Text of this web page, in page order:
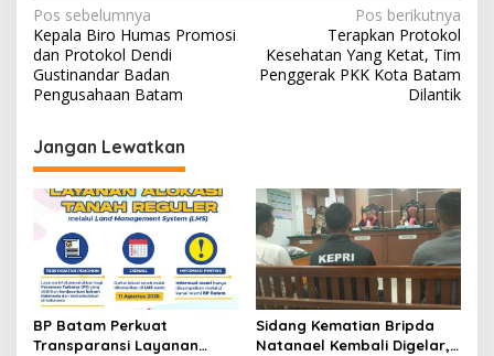
N
a
v
i
g
a
s
i
p
o
s
Pos sebelumnya
Kepala Biro Humas Promosi
dan Protokol Dendi
Gustinandar Badan
Pengusahaan Batam
Pos berikutnya
Terapkan Protokol
Kesehatan Yang Ketat, Tim
Penggerak PKK Kota Batam
Dilantik
Jangan Lewatkan
BP Batam Perkuat
Transparansi Layanan
Sidang Kematian Bripda
Natanael Kembali Digelar,